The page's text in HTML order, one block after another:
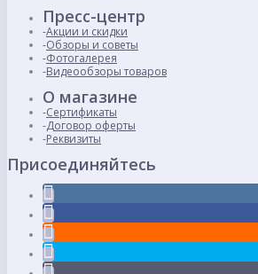
Пресс-центр
Акции и скидки
Обзоры и советы
Фотогалерея
Видеообзоры товаров
О магазине
Сертификаты
Договор оферты
Реквизиты
Присоединяйтесь